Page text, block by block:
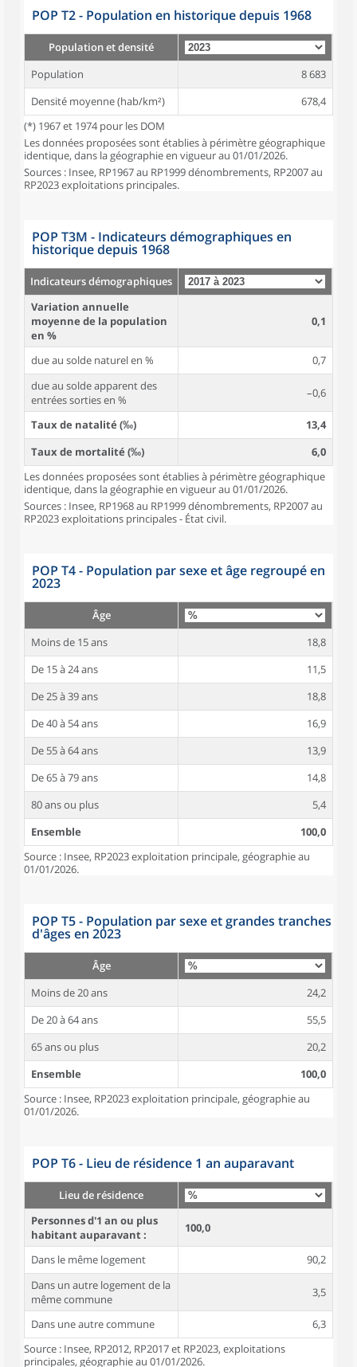
POP T2 - Population en historique depuis 1968
Population et densité
Population
8 683
Densité moyenne (hab/km²)
678,4
(*) 1967 et 1974 pour les DOM
Les données proposées sont établies à périmètre géographique
identique, dans la géographie en vigueur au 01/01/2026.
Sources : Insee, RP1967 au RP1999 dénombrements, RP2007 au
RP2023 exploitations principales.
POP T3M - Indicateurs démographiques en
historique depuis 1968
Indicateurs démographiques
Variation annuelle
moyenne de la population
en %
0,1
due au solde naturel en %
0,7
due au solde apparent des
entrées sorties en %
–0,6
Taux de natalité (‰)
13,4
Taux de mortalité (‰)
6,0
Les données proposées sont établies à périmètre géographique
identique, dans la géographie en vigueur au 01/01/2026.
Sources : Insee, RP1968 au RP1999 dénombrements, RP2007 au
RP2023 exploitations principales - État civil.
POP T4 - Population par sexe et âge regroupé en
2023
Âge
Moins de 15 ans
18,8
De 15 à 24 ans
11,5
De 25 à 39 ans
18,8
De 40 à 54 ans
16,9
De 55 à 64 ans
13,9
De 65 à 79 ans
14,8
80 ans ou plus
5,4
Ensemble
100,0
Source : Insee, RP2023 exploitation principale, géographie au
01/01/2026.
POP T5 - Population par sexe et grandes tranches
d'âges en 2023
Âge
Moins de 20 ans
24,2
De 20 à 64 ans
55,5
65 ans ou plus
20,2
Ensemble
100,0
Source : Insee, RP2023 exploitation principale, géographie au
01/01/2026.
POP T6 - Lieu de résidence 1 an auparavant
Lieu de résidence
Personnes d'1 an ou plus
habitant auparavant :
100,0
Dans le même logement
90,2
Dans un autre logement de la
même commune
3,5
Dans une autre commune
6,3
Source : Insee, RP2012, RP2017 et RP2023, exploitations
principales, géographie au 01/01/2026.